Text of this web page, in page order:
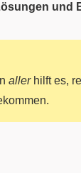
und
allerhilft es,